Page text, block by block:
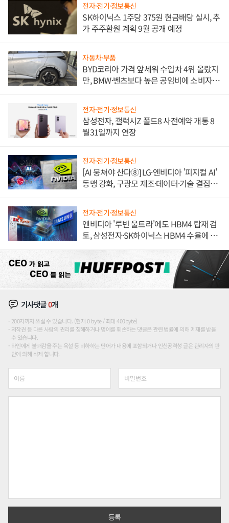
전자·전기·정보통신
SK하이닉스 1주당 375원 현금배당 실시, 추
가 주주환원 계획 9월 공개 예정
자동차·부품
BYD코리아 가격 앞세워 수입차 4위 올랐지
만, BMW·벤츠보다 높은 공임비에 소비자
전자·전기·정보통신
삼성전자, 갤럭시Z 폴드8 사전예약 개통 8
월31일까지 연장
전자·전기·정보통신
[AI 뭉쳐야 산다⑧] LG·엔비디아 '피지컬 AI'
동맹 강화, 구광모 제조·데이터·기술 결집
전자·전기·정보통신
엔비디아 '루빈 울트라'에도 HBM4 탑재 검
토, 삼성전자·SK하이닉스 HBM4 수율에 주
기사댓글0개
200자까지 쓰실 수 있습니다. (현재 0 byte / 최대 400byte)
저작권 등 다른 사람의 권리를 침해하거나 명예를 훼손하는 댓글은 관련 법률에 의해 제재를 받을
수 있습니다.
타인에게 불쾌감을 주는 욕설 등 비하하는 단어가 내용에 포함되거나 인신공격성 글은 관리자의 판
단에 의해 삭제 합니다.